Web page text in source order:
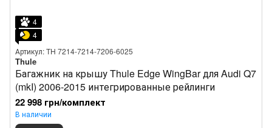
4
4
Артикул: TH 7214-7214-7206-6025
Thule
Багажник на крышу Thule Edge WingBar для Audi Q7
(mkI) 2006-2015 интегрированные рейлинги
22 998 грн/комплект
В наличии